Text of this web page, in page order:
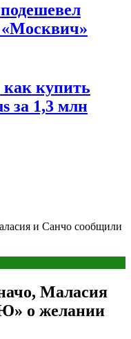
купить
за 1,3 млн
и Санчо сообщили
Маласия
о желании